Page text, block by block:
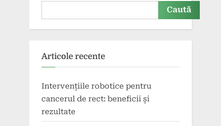
Caută
Articole recente
Intervențiile robotice pentru
cancerul de rect: beneficii și
rezultate